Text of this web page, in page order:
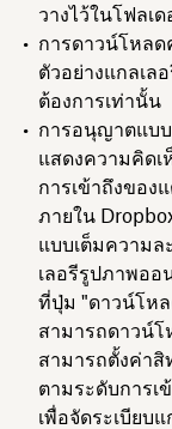
วางไว้ในโฟลเ
การดาวน์โหลด
ตัวอย่างแกลเล
ต้องการเท่านั้น
การอนุญาตแบ
แสดงความคิดเ
การเข้าถึงของ
ภายใน
แบบเต็มความล
เลอรีรูปภาพอ
ที่ปุ่ม "ดาวน์โห
สามารถดาวน์
สามารถตั้งค่า
ตามระดับการเ
เพื่อจัดระเบียบ